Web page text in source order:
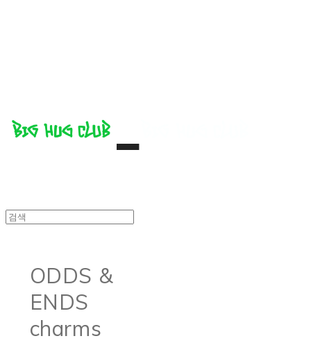
ODDS &
ENDS
charms